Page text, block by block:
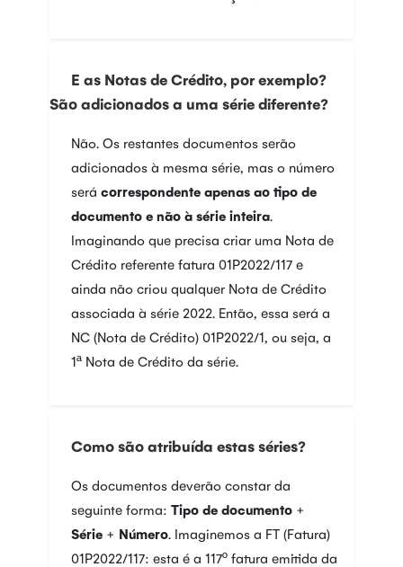
E as Notas de Crédito, por exemplo?
São adicionados a uma série diferente?
Não. Os restantes documentos serão
adicionados à mesma série, mas o número
será correspondente apenas ao tipo de
documento e não à série inteira.
Imaginando que precisa criar uma Nota de
Crédito referente fatura 01P2022/117 e
ainda não criou qualquer Nota de Crédito
associada à série 2022. Então, essa será a
NC (Nota de Crédito) 01P2022/1, ou seja, a
1ª Nota de Crédito da série.
Como são atribuída estas séries?
Os documentos deverão constar da
seguinte forma: Tipo de documento +
Série + Número. Imaginemos a FT (Fatura)
01P2022/117: esta é a 117º fatura emitida da